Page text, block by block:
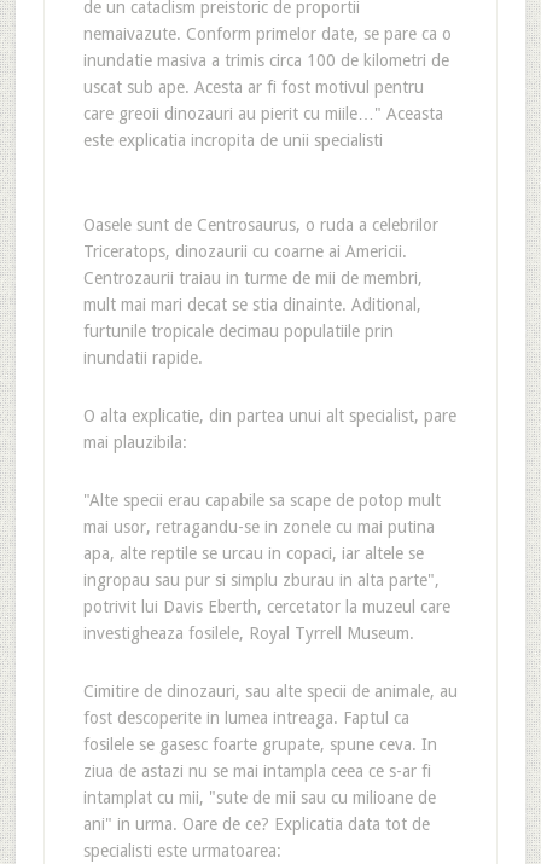
de un cataclism preistoric de proportii
nemaivazute. Conform primelor date, se pare ca o
inundatie masiva a trimis circa 100 de kilometri de
uscat sub ape. Acesta ar fi fost motivul pentru
care greoii dinozauri au pierit cu miile…" Aceasta
este explicatia incropita de unii specialisti
Oasele sunt de Centrosaurus, o ruda a celebrilor
Triceratops, dinozaurii cu coarne ai Americii.
Centrozaurii traiau in turme de mii de membri,
mult mai mari decat se stia dinainte. Aditional,
furtunile tropicale decimau populatiile prin
inundatii rapide.
O alta explicatie, din partea unui alt specialist, pare
mai plauzibila:
"Alte specii erau capabile sa scape de potop mult
mai usor, retragandu-se in zonele cu mai putina
apa, alte reptile se urcau in copaci, iar altele se
ingropau sau pur si simplu zburau in alta parte",
potrivit lui Davis Eberth, cercetator la muzeul care
investigheaza fosilele, Royal Tyrrell Museum.
Cimitire de dinozauri, sau alte specii de animale, au
fost descoperite in lumea intreaga. Faptul ca
fosilele se gasesc foarte grupate, spune ceva. In
ziua de astazi nu se mai intampla ceea ce s-ar fi
intamplat cu mii, "sute de mii sau cu milioane de
ani" in urma. Oare de ce? Explicatia data tot de
specialisti este urmatoarea: